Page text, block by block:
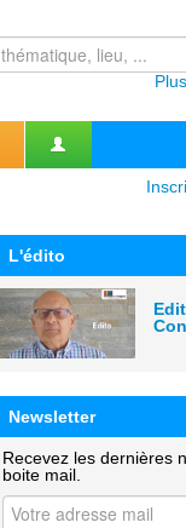
L'édito
Newsletter
Recevez les dernières
boite mail.